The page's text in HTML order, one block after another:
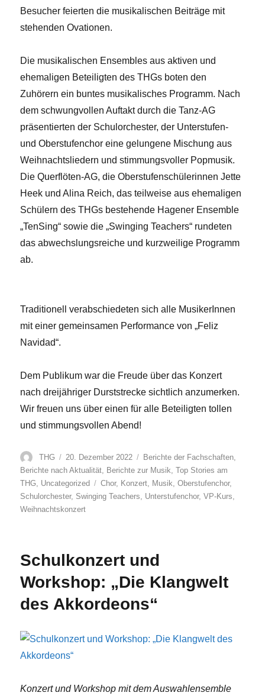
Besucher feierten die musikalischen Beiträge mit
stehenden Ovationen.
Die musikalischen Ensembles aus aktiven und
ehemaligen Beteiligten des THGs boten den
Zuhörern ein buntes musikalisches Programm. Nach
dem schwungvollen Auftakt durch die Tanz-AG
präsentierten der Schulorchester, der Unterstufen-
und Oberstufenchor eine gelungene Mischung aus
Weihnachtsliedern und stimmungsvoller Popmusik.
Die Querflöten-AG, die Oberstufenschülerinnen Jette
Heek und Alina Reich, das teilweise aus ehemaligen
Schülern des THGs bestehende Hagener Ensemble
„TenSing“ sowie die „Swinging Teachers“ rundeten
das abwechslungsreiche und kurzweilige Programm
ab.
Traditionell verabschiedeten sich alle MusikerInnen
mit einer gemeinsamen Performance von „Feliz
Navidad“.
Dem Publikum war die Freude über das Konzert
nach dreijähriger Durststrecke sichtlich anzumerken.
Wir freuen uns über einen für alle Beteiligten tollen
und stimmungsvollen Abend!
Autor
THG
Veröffentlicht
am
20. Dezember 2022 Kategorien
Berichte der Fachschaften
Berichte nach Aktualität Berichte zur Musik ,Top Stories am
THG
Uncategorized Schlagwörter
Chor, Konzert Musik ,Oberstufenchor,
Schulorchester, Swinging Teachers Unterstufenchor,VP-Kurs
Weihnachtskonzert
Schulkonzert und
Workshop: „Die Klangwelt
des Akkordeons“
Konzert und Workshop mit dem Auswahlensemble